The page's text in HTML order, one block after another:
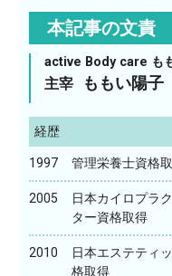
本記事の文責
active Body care も
主宰 ももい陽子
経歴
1997 管理栄養士資格
2005
日本カイロプラ
ター資格取得
2010
日本エステティ
格取得